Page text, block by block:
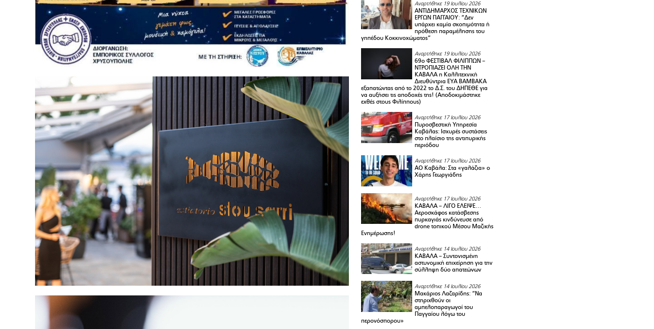
Αναρτήθηκε 19 Ιουλίου 2026
ΑΝΤΙΔΗΜΑΡΧΟΣ ΤΕΧΝΙΚΩΝ
ΕΡΓΩΝ ΠΑΓΓΑΙΟΥ: “Δεν
υπάρχει καμία σκοπιμότητα ή
πρόθεση παραμέλησης του
γηπέδου Κοκκινοχώματος”
Αναρτήθηκε 19 Ιουλίου 2026
69ο ΦΕΣΤΙΒΑΛ ΦΙΛΙΠΠΩΝ –
ΝΤΡΟΠΙΑΖΕΙ ΟΛΗ ΤΗΝ
ΚΑΒΑΛΑ η Καλλιτεχνική
Διευθύντρια ΕΥΑ ΒΑΜΒΑΚΑ
εξαπατώντας από το 2022 το Δ.Σ. του ΔΗΠΕΘΕ για
να αυξήσει τις αποδοχές της! (Αποδοκιμάστηκε
εχθές στους Φιλίππους)
Αναρτήθηκε 17 Ιουλίου 2026
Πυροσβεστική Υπηρεσία
Καβάλας: Ισχυρές συστάσεις
στο πλαίσιο της αντιπυρικής
περιόδου
Αναρτήθηκε 17 Ιουλίου 2026
ΑΟ Καβάλα: Στα «γαλάζια» ο
Χάρης Γεωργιάδης
Αναρτήθηκε 17 Ιουλίου 2026
ΚΑΒΑΛΑ – ΛΙΓΟ ΕΛΕΙΨΕ…
Αεροσκάφος κατάσβεσης
πυρκαγιάς κινδύνευσε από
drone τοπικού Μέσου Μαζικής
Ενημέρωσης!
Αναρτήθηκε 14 Ιουλίου 2026
ΚΑΒΑΛΑ – Συντονισμένη
αστυνομική επιχείρηση για την
σύλληψη δύο απατεώνων
Αναρτήθηκε 14 Ιουλίου 2026
Μακάριος Λαζαρίδης: “Να
στηριχθούν οι
αμπελοπαραγωγοί του
Παγγαίου λόγω του
περονόσπορου»